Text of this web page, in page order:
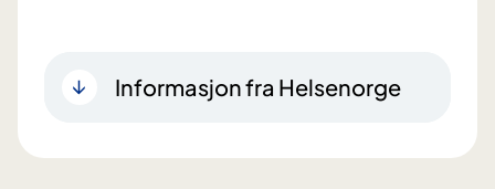
Informasjon fra Helsenorge